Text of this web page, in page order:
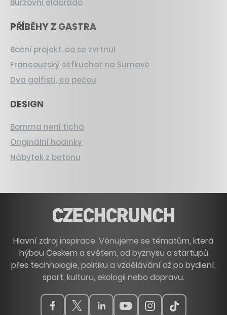
Burzovní eldorádo
PŘÍBĚHY Z GASTRA
Boční projekt, co se zvrtnul
Francouzský šéfkuchař na Šumavě
Dva golfisti, co pečou
DESIGN
Bomma není tichá
Originální hodinky
Nábytek z betonu
Hlavní zdroj inspirace. Věnujeme se tématům, která
hýbou Českem a světem, od byznysu a startupů
přes technologie, politiku a vzdělávání až po bydlení,
sport, kulturu, ekologii nebo dopravu.